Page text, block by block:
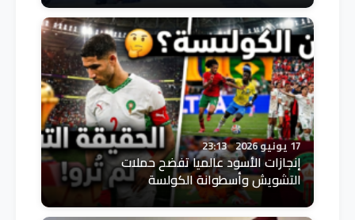
17 يونيو 2026 23:13
إنجازات الأسود عالميا تفضح حملات
التشويش وأسطوانة الكولسة